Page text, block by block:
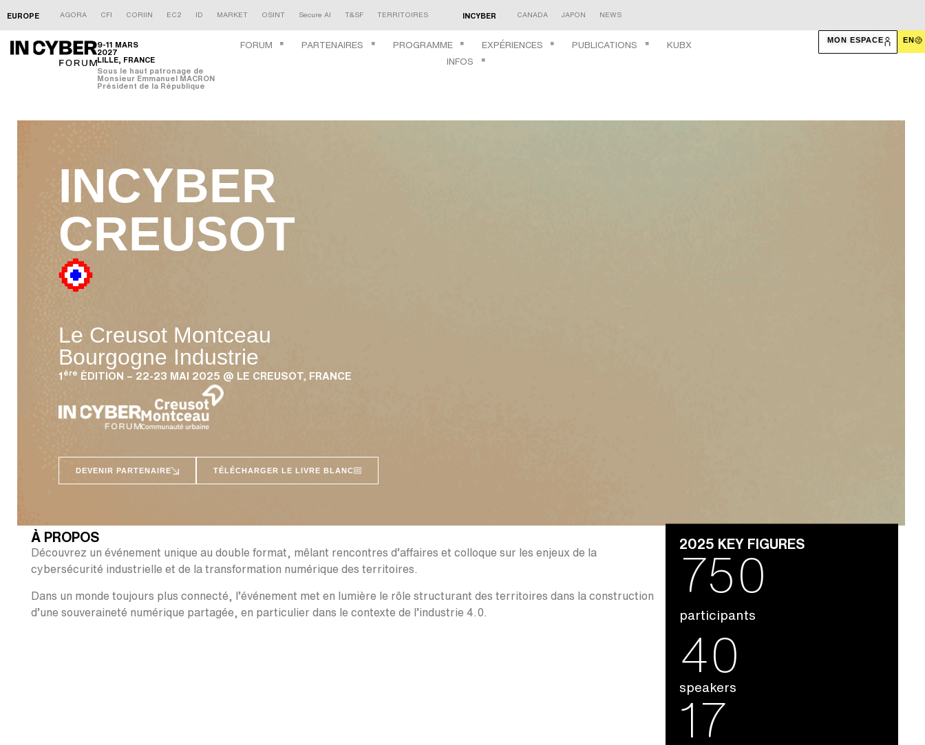
EUROPE AGORA CFI CORIIN EC2 ID MARKET OSINT Secure AI T&SF TERRITOIRES INCYBER CANADA JAPON NEWS
9-11 MARS
2027
LILLE, FRANCE
Sous le haut patronage de
Monsieur Emmanuel MACRON
Président de la République
FORUM PARTENAIRES PROGRAMME EXPÉRIENCES PUBLICATIONS
KUBX
INFOS
EN
MON ESPACE
INCYBER
CREUSOT
Le Creusot Montceau
Bourgogne Industrie
1 ère ÉDITION – 22-23 MAI 2025 @ LE CREUSOT, FRANCE
DEVENIR PARTENAIRE TÉLÉCHARGER LE LIVRE BLANC
À PROPOS
Découvrez un événement unique au double format, mêlant rencontres d’affaires et colloque sur les enjeux de la
cybersécurité industrielle et de la transformation numérique des territoires.
Dans un monde toujours plus connecté, l’événement met en lumière le rôle structurant des territoires dans la construction
d’une souveraineté numérique partagée, en particulier dans le contexte de l’industrie 4.0.
2025 KEY FIGURES
participants
750
speakers
40
17